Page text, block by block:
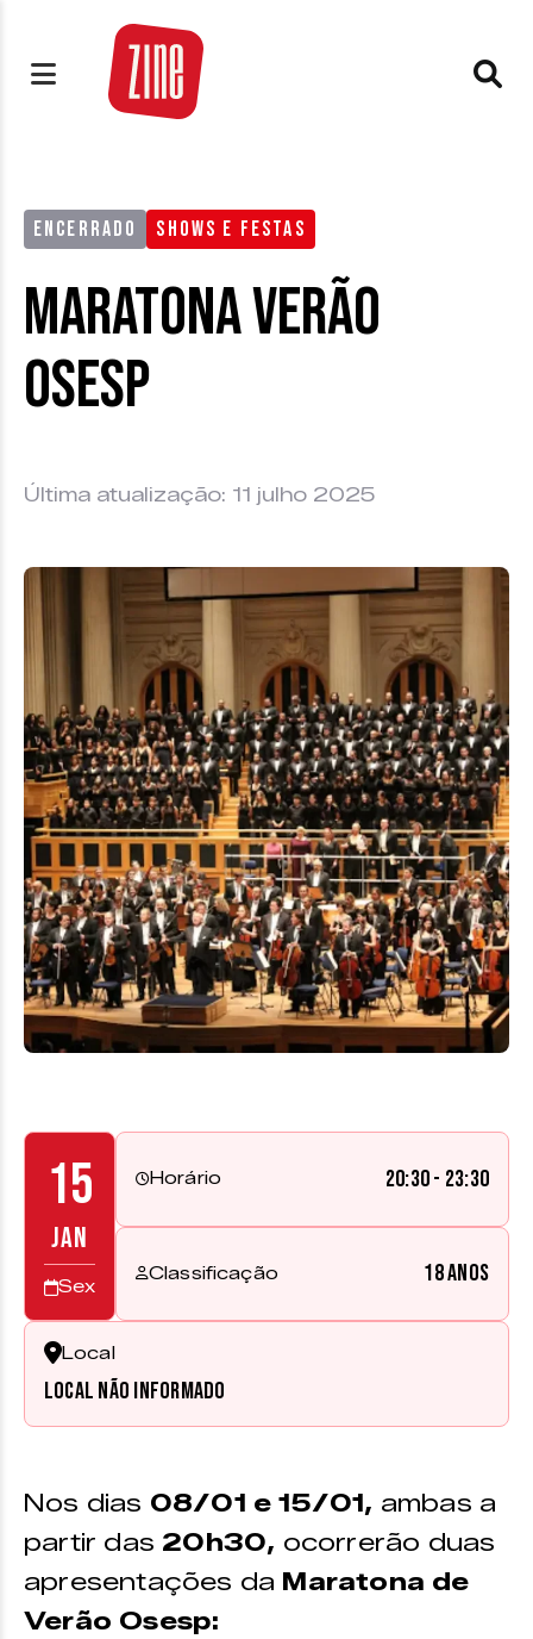
ENCERRADO SHOWS E FESTAS
Maratona Verão
Osesp
Última atualização: 11 julho 2025
15
JAN
Sex
Horário 20:30 - 23:30
Classificação 18 anos
Local
Local não informado
Nos dias 08/01 e 15/01, ambas a
partir das 20h30, ocorrerão duas
apresentações da Maratona de
Verão Osesp: